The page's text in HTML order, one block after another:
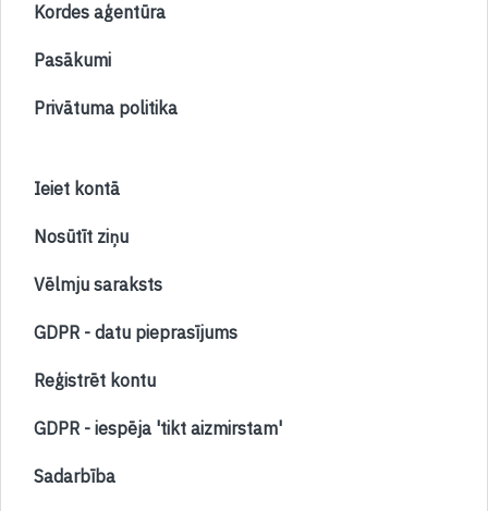
Kordes aģentūra
Pasākumi
Privātuma politika
Ieiet kontā
Nosūtīt ziņu
Vēlmju saraksts
GDPR - datu pieprasījums
Reģistrēt kontu
GDPR - iespēja 'tikt aizmirstam'
Sadarbība